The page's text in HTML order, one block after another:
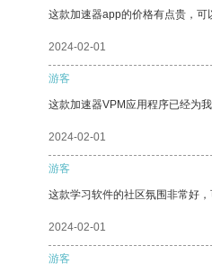
这款加速器app的价格有点贵，可
2024-02-01
游客
这款加速器VPM应用程序已经为
2024-02-01
游客
这款学习软件的社区氛围非常好
2024-02-01
游客